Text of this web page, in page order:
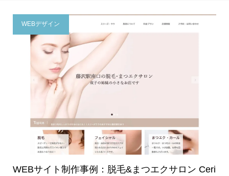
WEBデザイン
WEBサイト制作事例：脱毛&まつエクサロン Ceri